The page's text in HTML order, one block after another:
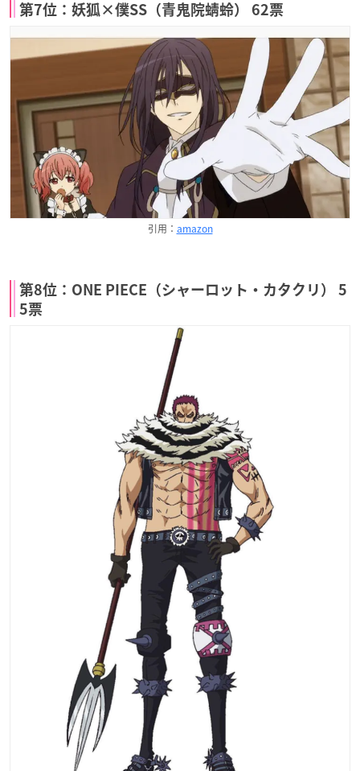
第7位：妖狐×僕SS（青鬼院蜻蛉） 62票
引用： amazon
第8位：ONE PIECE（シャーロット・カタクリ） 5
5票